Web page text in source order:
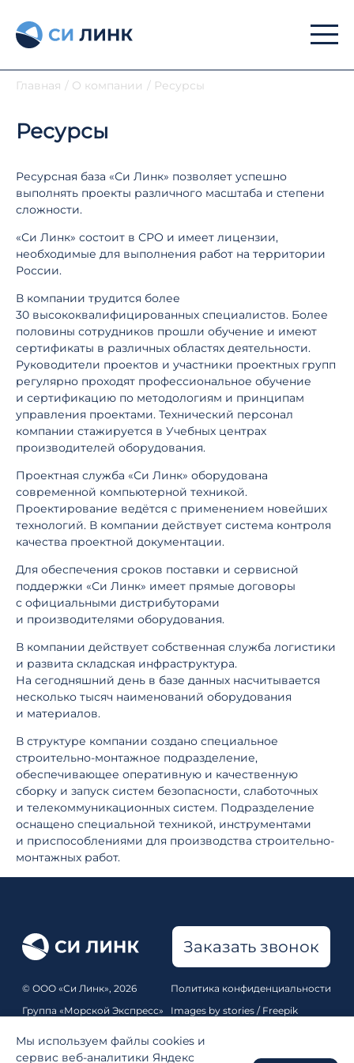
Главная / О компании / Ресурсы
Ресурсы
Ресурсная база «Си Линк» позволяет успешно
выполнять проекты различного масштаба и степени
сложности.
«Си Линк» состоит в СРО и имеет лицензии,
необходимые для выполнения работ на территории
России.
В компании трудится более
30 высококвалифицированных специалистов. Более
половины сотрудников прошли обучение и имеют
сертификаты в различных областях деятельности.
Руководители проектов и участники проектных групп
регулярно проходят профессиональное обучение
и сертификацию по методологиям и принципам
управления проектами. Технический персонал
компании стажируется в Учебных центрах
производителей оборудования.
Проектная служба «Си Линк» оборудована
современной компьютерной техникой.
Проектирование ведётся с применением новейших
технологий. В компании действует система контроля
качества проектной документации.
Для обеспечения сроков поставки и сервисной
поддержки «Си Линк» имеет прямые договоры
с официальными дистрибуторами
и производителями оборудования.
В компании действует собственная служба логистики
и развита складская инфраструктура.
На сегодняшний день в базе данных насчитывается
несколько тысяч наименований оборудования
и материалов.
В структуре компании создано специальное
строительно-монтажное подразделение,
обеспечивающее оперативную и качественную
сборку и запуск систем безопасности, слаботочных
и телекоммуникационных систем. Подразделение
оснащено специальной техникой, инструментами
и приспособлениями для производства строительно-
монтажных работ.
© ООО «Си Линк», 2026
Группа «Морской Экспресс»
Карта сайта
Политика конфиденциальности
Images by stories / Freepik
Заказать звонок
Мы используем файлы cookies и
сервис веб-аналитики Яндекс